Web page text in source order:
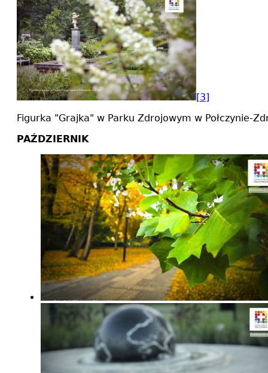
[3]
Figurka "Grajka" w Parku Zdrojowym w Połczynie-
PAŹDZIERNIK